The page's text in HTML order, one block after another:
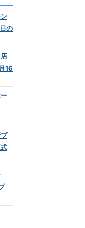
の
16